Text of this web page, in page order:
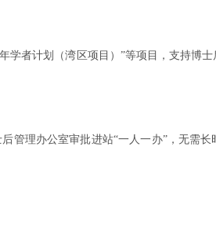
学者计划（湾区项目）”等项目，支持博
管理办公室审批进站“一人一办”，无需